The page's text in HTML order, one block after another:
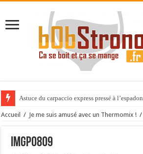
Astuce du carpaccio express pressé à l’espadon
Accueil / Je me suis amusé avec un Thermomix ! /
IMGP0809